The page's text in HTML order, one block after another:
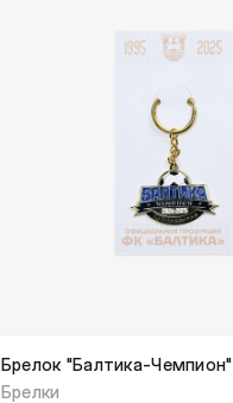
Брелок "Балтика-Чемпион"
Брелки